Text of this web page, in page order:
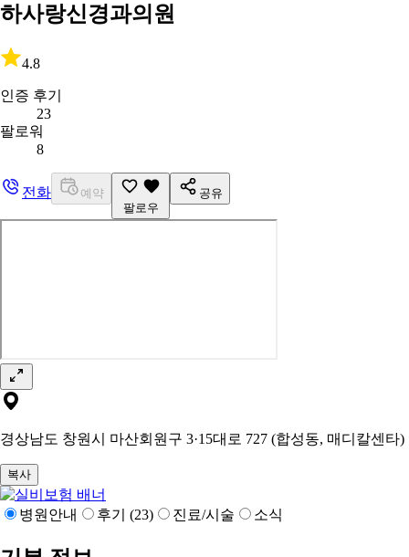
하사랑신경과의원
4.8
인증 후기
23
팔로워
8
전화
예약
팔로우
공유
경상남도 창원시 마산회원구 3·15대로 727 (합성동, 매디칼센타)
복사
병원안내 후기 (23) 진료/시술 소식